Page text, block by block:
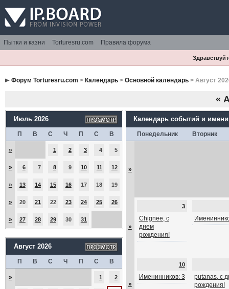
Пытки и казни Torturesru.com Правила форума
Форум Torturesru.com > Календарь> Основной календарь> Август
«
Июль 2026
П В С Ч П С В
» 1 2 3 4 5
» 6 7 8 9 10 11 12
» 13 14 15 16 17 18 19
» 20 21 22 23 24 25 26
» 27 28 29 30 31
Август 2026
П В С Ч П С В
» 1 2
Календарь событий и
Понедельник Вторник
»
»
3
Chignee, с
днем
рождения!
»
10
Именинников: 3
putanas, с
рождения!